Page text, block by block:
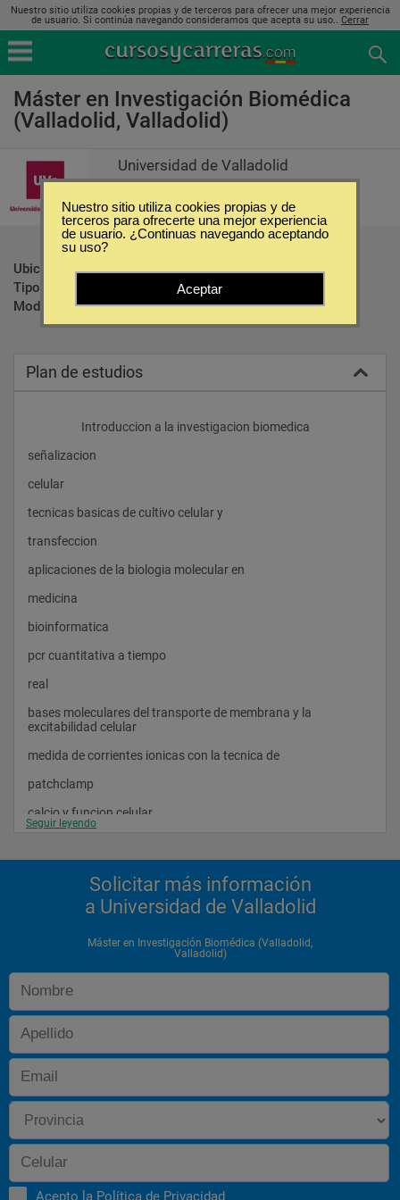
Nuestro sitio utiliza cookies propias y de terceros para ofrecer una mejor experiencia
de usuario. Si continúa navegando consideramos que acepta su uso.. Cerrar
Máster en Investigación Biomédica
(Valladolid, Valladolid)
Universidad de Valladolid
Ubicación:
Valladolid - Valladolid
Tipo:
Modalidad:
Presencial
Plan de estudios
                    Introduccion a la investigacion biomedica
señalizacion
celular
tecnicas basicas de cultivo celular y
transfeccion
aplicaciones de la biologia molecular en
medicina
bioinformatica
pcr cuantitativa a tiempo
real
bases moleculares del transporte de membrana y la
excitabilidad celular
medida de corrientes ionicas con la tecnica de
patchclamp
calcio y funcion celular
estructura y funcion de
tecnicas de investigacion en
proteinas
hipoxia y especies reactivas de oxigeno en biologia y
medicina
radicales libres y
ros
inmunidad e inflamacion .papel en fisiologia y
patologia
electroforesis de proteinas y western-
Seguir leyendo
Solicitar más información
a Universidad de Valladolid
Máster en Investigación Biomédica (Valladolid,
Valladolid)
Acepto la Política de Privacidad
Nuestro sitio utiliza cookies propias y de
terceros para ofrecerte una mejor experiencia
de usuario. ¿Continuas navegando aceptando
su uso?
Aceptar